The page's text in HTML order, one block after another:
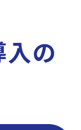
の